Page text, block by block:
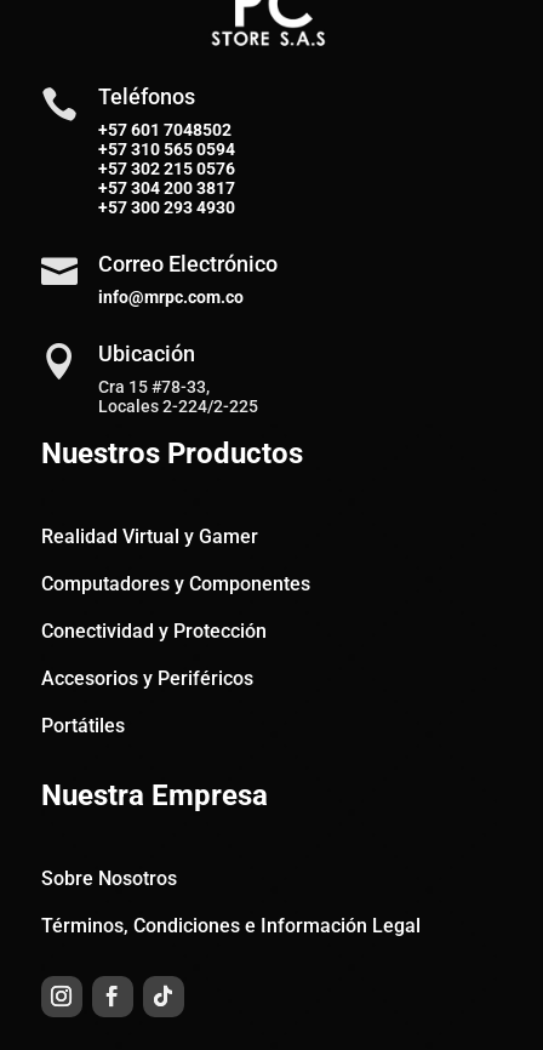
 Teléfonos
+57 601 7048502
+57310 565 0594
+57302 215 0576
+57304 200 3817
+57300 293 4930
 Correo Electrónico
info@mrpc.com.co
 Ubicación
Cra 15 #78-33,
Locales 2-224/2-225
Nuestros Productos
Realidad Virtual y Gamer
Computadores y Componentes
Conectividad y Protección
Accesorios y Periféricos
Portátiles
Nuestra Empresa
Sobre Nosotros
Términos, Condiciones e Información Legal